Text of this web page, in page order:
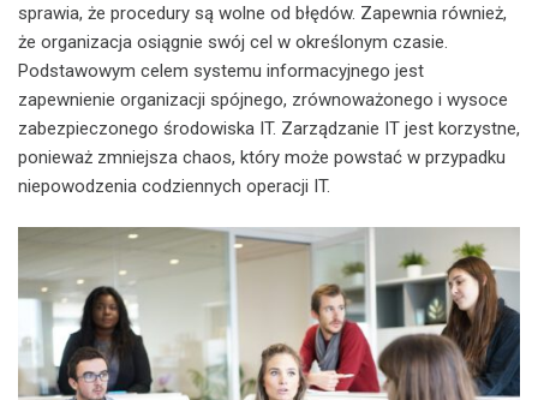
sprawia, że procedury są wolne od błędów. Zapewnia również,
że organizacja osiągnie swój cel w określonym czasie.
Podstawowym celem systemu informacyjnego jest
zapewnienie organizacji spójnego, zrównoważonego i wysoce
zabezpieczonego środowiska IT. Zarządzanie IT jest korzystne,
ponieważ zmniejsza chaos, który może powstać w przypadku
niepowodzenia codziennych operacji IT.